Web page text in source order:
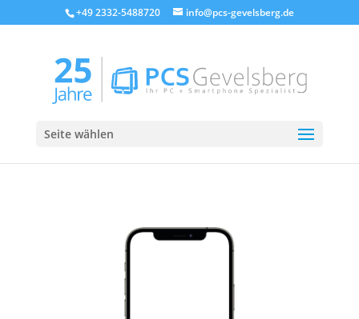
+49 2332-5488720 info@pcs-gevelsberg.de
Seite wählen